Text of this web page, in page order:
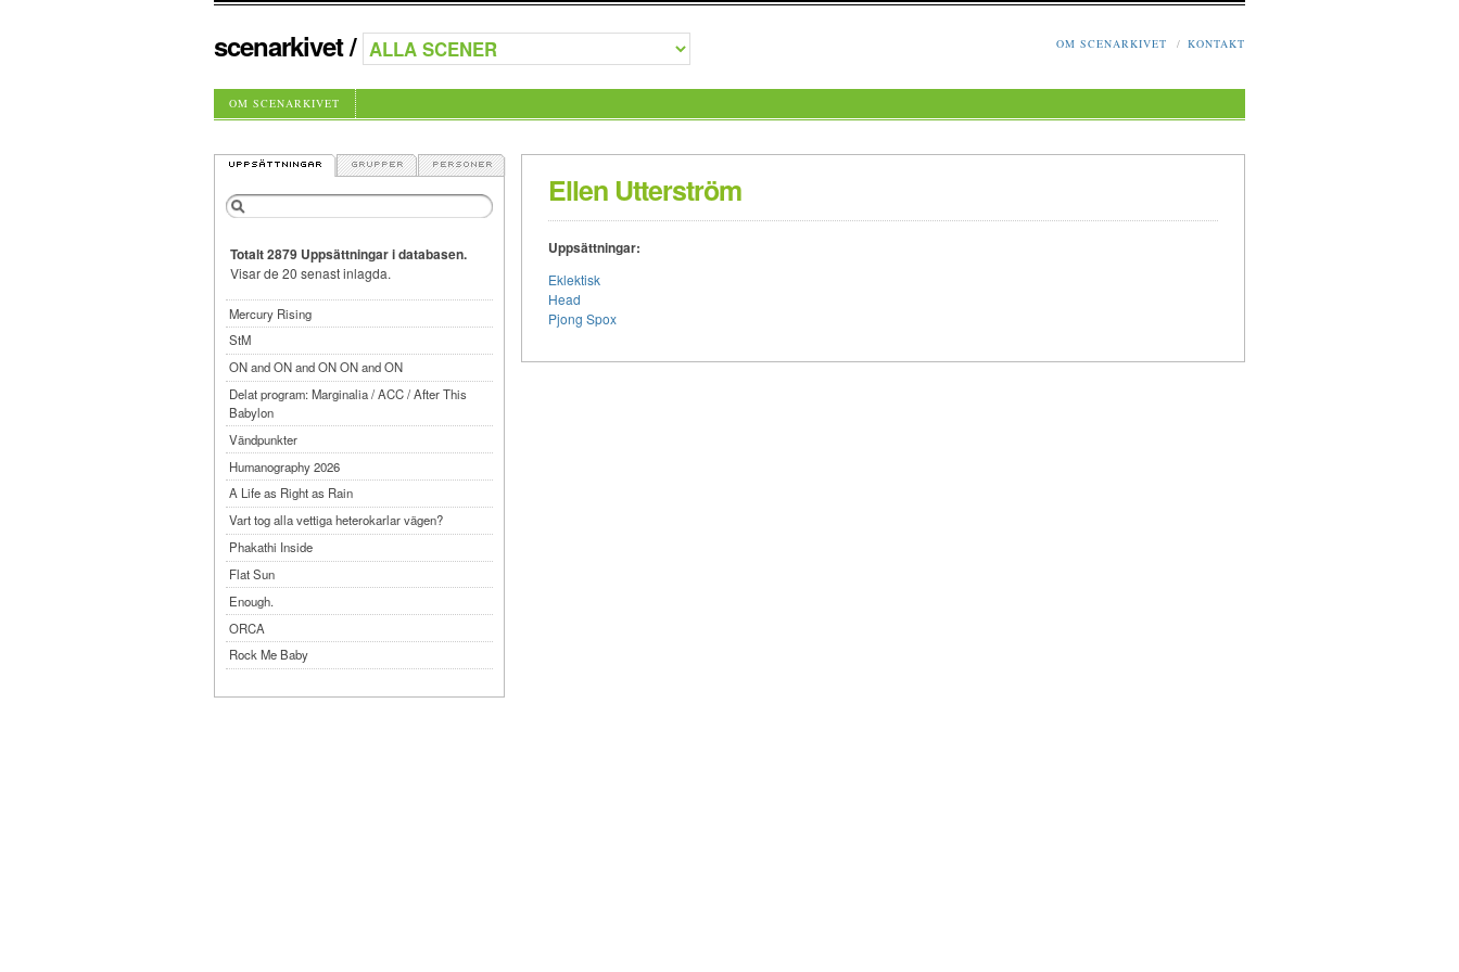
scenarkivet/ OM SCENARKIVET / KONTAKT
OM SCENARKIVET
Ellen Utterström
Uppsättningar:
Eklektisk
Head
Pjong Spox
Totalt 2879 Uppsättningar i databasen.
Visar de 20 senast inlagda.
Mercury Rising
StM
ON and ON and ON ON and ON
Delat program: Marginalia / ACC / After This
Babylon
Vändpunkter
Humanography 2026
A Life as Right as Rain
Vart tog alla vettiga heterokarlar vägen?
Phakathi Inside
Flat Sun
Enough.
ORCA
Rock Me Baby